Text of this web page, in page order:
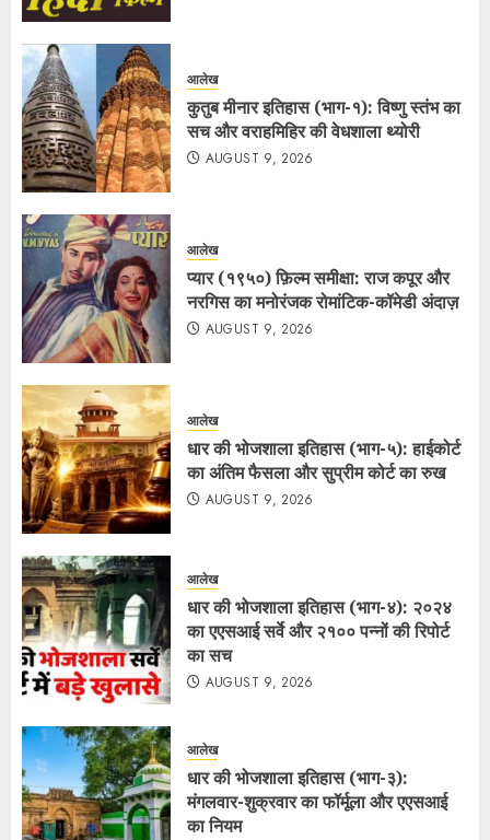
आलेख
कुतुब मीनार इतिहास (भाग-१): विष्णु स्तंभ का
सच और वराहमिहिर की वेधशाला थ्योरी
AUGUST 9, 2026
आलेख
प्यार (१९५०) फ़िल्म समीक्षा: राज कपूर और
नरगिस का मनोरंजक रोमांटिक-कॉमेडी अंदाज़
AUGUST 9, 2026
आलेख
धार की भोजशाला इतिहास (भाग-५): हाईकोर्ट
का अंतिम फैसला और सुप्रीम कोर्ट का रुख
AUGUST 9, 2026
आलेख
धार की भोजशाला इतिहास (भाग-४): २०२४
का एएसआई सर्वे और २१०० पन्नों की रिपोर्ट
का सच
AUGUST 9, 2026
आलेख
धार की भोजशाला इतिहास (भाग-३):
मंगलवार-शुक्रवार का फॉर्मूला और एएसआई
का नियम